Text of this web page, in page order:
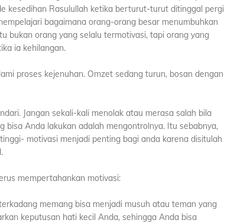
kesedihan Rasulullah ketika berturut-turut ditinggal pergi
bagaimana orang-orang besar menumbuhkan
bukan orang yang selalu termotivasi, tapi orang yang
ia kehilangan.
proses kejenuhan. Omzet sedang turun, bosan dengan
Jangan sekali-kali menolak atau merasa salah bila
bisa Anda lakukan adalah mengontrolnya. Itu sebabnya,
motivasi menjadi penting bagi anda karena disitulah
mempertahankan motivasi:
memang bisa menjadi musuh atau teman yang
keputusan hati kecil Anda, sehingga Anda bisa